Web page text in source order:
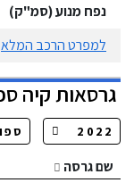
נפח מנוע (סמ"ק)
למפרט הרכב המלא
גרסאותקיה
שם גרסה